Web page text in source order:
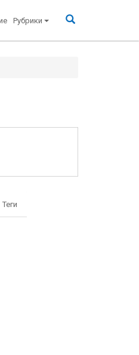
Рубрики
Теги